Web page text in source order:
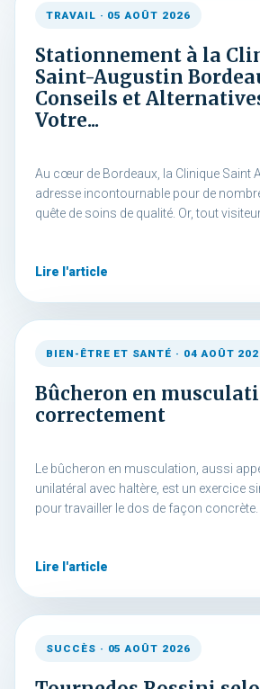
TRAVAIL · 05 AOÛT 2026
Stationnement à la
Saint-Augustin
Conseils et
Votre...
Au cœur de Bordeaux, la Clinique Saint
adresse incontournable pour de
quête de soins de qualité. Or, tout visiteur
Lire l'article
BIEN-ÊTRE ET SANTÉ · 04 AOÛT
Bûcheron en
correctement
Le bûcheron en musculation, aussi
unilatéral avec haltère, est un exercice
pour travailler le dos de façon concrète.
Lire l'article
SUCCÈS · 05 AOÛT 2026